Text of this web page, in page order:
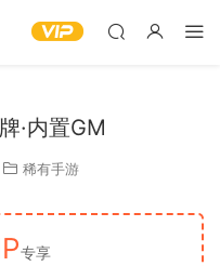
·内置GM
稀有手游
专享